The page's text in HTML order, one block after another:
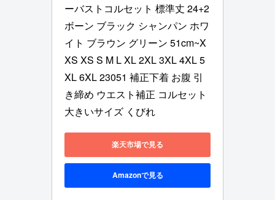
ーバストコルセット 標準丈 24+2
ボーン ブラック シャンパン ホワ
イト ブラウン グリーン 51cm~X
XS XS S M L XL 2XL 3XL 4XL 5
XL 6XL 23051 補正下着 お腹 引
き締め ウエスト補正 コルセット
大きいサイズ くびれ
楽天市場で見る
Amazonで見る